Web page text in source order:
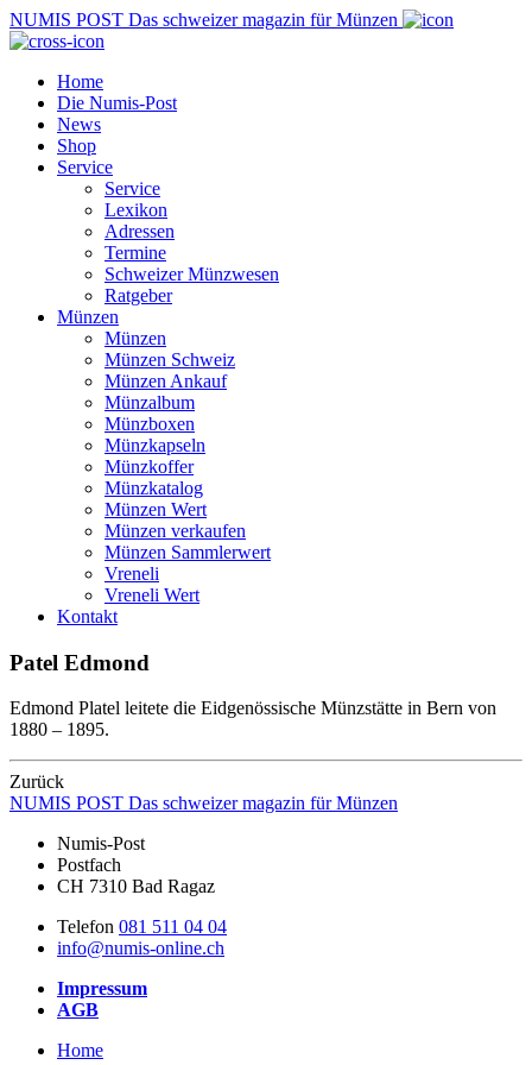
NUMIS POST Das schweizer magazin für Münzen
Home
Die Numis-Post
News
Shop
Service
Service
Lexikon
Adressen
Termine
Schweizer Münzwesen
Ratgeber
Münzen
Münzen
Münzen Schweiz
Münzen Ankauf
Münzalbum
Münzboxen
Münzkapseln
Münzkoffer
Münzkatalog
Münzen Wert
Münzen verkaufen
Münzen Sammlerwert
Vreneli
Vreneli Wert
Kontakt
Patel Edmond
Edmond Platel leitete die Eidgenössische Münzstätte in Bern von
1880 – 1895.
Zurück
NUMIS POST Das schweizer magazin für Münzen
Numis-Post
Postfach
CH 7310 Bad Ragaz
Telefon 081 511 04 04
info@numis-online.ch
Impressum
AGB
Home